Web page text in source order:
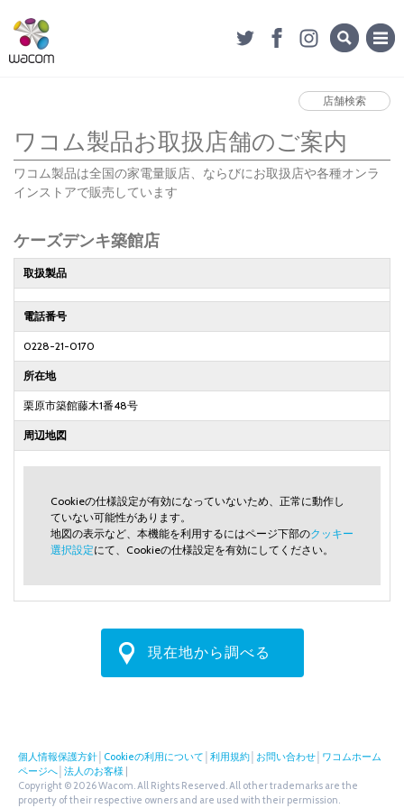
店舗検索
ワコム製品お取扱店舗のご案内
ワコム製品は全国の家電量販店、ならびにお取扱店や各種オンラ
インストアで販売しています
ケーズデンキ築館店
取扱製品
電話番号
0228-21-0170
所在地
栗原市築館藤木1番48号
周辺地図
Cookieの仕様設定が有効になっていないため、正常に動作し
ていない可能性があります。
地図の表示など、本機能を利用するにはページ下部のクッキー
選択設定にて、Cookieの仕様設定を有効にしてください。
現在地から調べる
個人情報保護方針 Cookieの利用について 利用規約 お問い合わせ ワコムホーム
ページへ 法人のお客様
Copyright © 2026 Wacom. All Rights Reserved. All other trademarks are the
property of their respective owners and are used with their permission.